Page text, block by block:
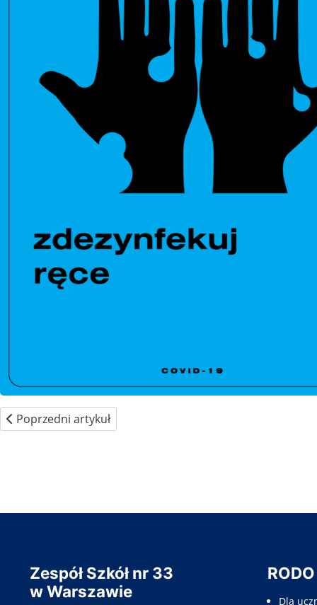
Poprzedni artykuł: Kontakt do stacji Sanepidu
Poprzedni artykuł
Zespół Szkół nr 33
w Warszawie
RODO
Dla